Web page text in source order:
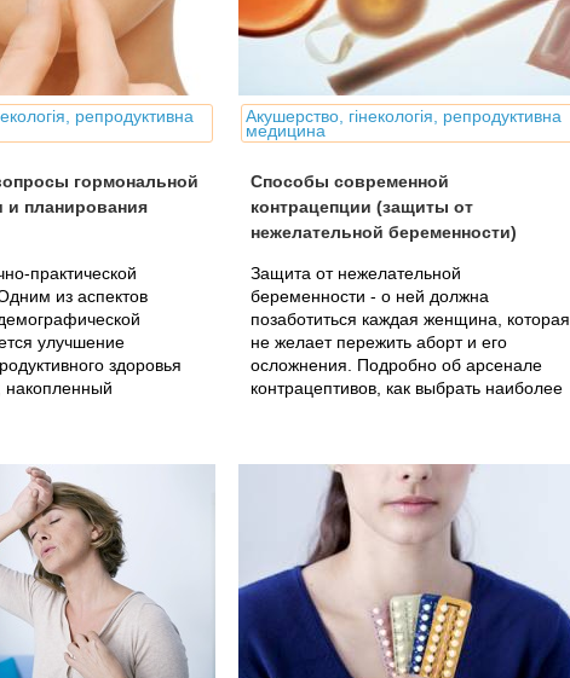
репродуктивна
гормональной
и планирования
практической
из аспектов
улучшение
здоровья
Акушерство, гінекологія, репродуктивна
медицина
Способы современной
контрацепции (защиты от
нежелательной беременности)
Защита от нежелательной
беременности - о ней должна
позаботиться каждая женщина, которая
не желает пережить аборт и его
осложнения. Подробно об арсенале
контрацептивов, как выбрать наиболее